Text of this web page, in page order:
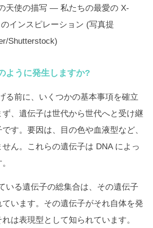
天使の描写 — 私たちの最愛の X-
インスピレーション (写真提
Shutterstock)
ように発生しますか?
る前に、いくつかの基本事項を確立
ず、遺伝子は世代から世代へと受け継
す。要因は、目の色や血液型など、
ん。これらの遺伝子は DNA によっ
いる遺伝子の総集合は、その遺伝子
います。その遺伝子がそれ自体を発
は表現型として知られています。